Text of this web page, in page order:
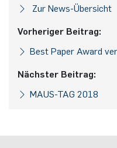
Zur News-Übersicht
Vorheriger Beitrag:
Best Paper Award
Nächster Beitrag:
MAUS-TAG 2018